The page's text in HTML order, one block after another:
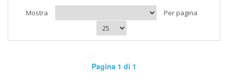
Mostra Per pagina
Pagina 1 di 1